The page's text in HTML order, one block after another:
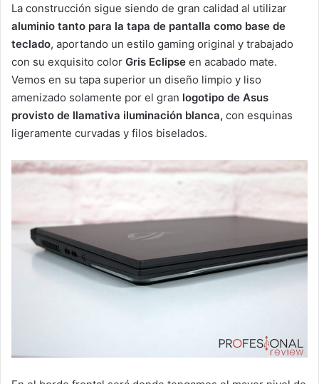
La construcción sigue siendo de gran calidad al utilizar
aluminio tanto para la tapa de pantalla como base de
teclado, aportando un estilo gaming original y trabajado
con su exquisito color Gris Eclipse en acabado mate.
Vemos en su tapa superior un diseño limpio y liso
amenizado solamente por el gran logotipo de Asus
provisto de llamativa iluminación blanca, con esquinas
ligeramente curvadas y filos biselados.